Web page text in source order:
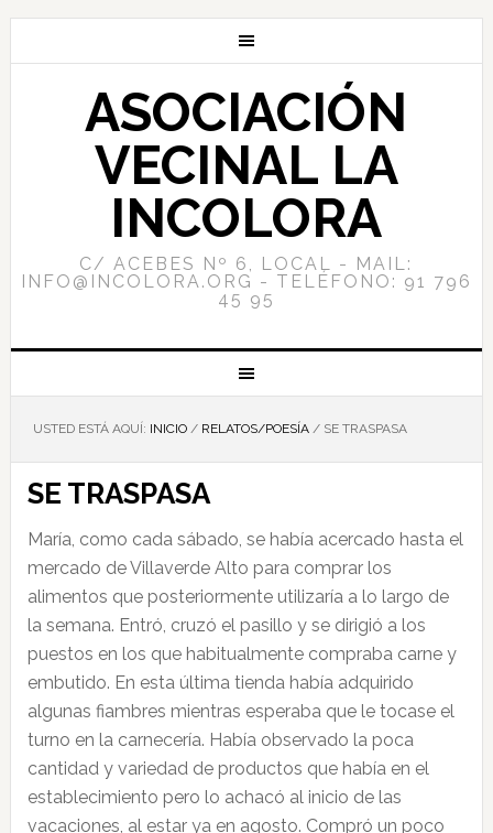
ASOCIACIÓN
VECINAL LA
INCOLORA
C/ ACEBES Nº 6, LOCAL - MAIL:
INFO@INCOLORA.ORG - TELÉFONO: 91 796
45 95
USTED ESTÁ AQUÍ: INICIO / RELATOS/POESÍA /SE TRASPASA
SE TRASPASA
María, como cada sábado, se había acercado hasta el
mercado de Villaverde Alto para comprar los
alimentos que posteriormente utilizaría a lo largo de
la semana. Entró, cruzó el pasillo y se dirigió a los
puestos en los que habitualmente compraba carne y
embutido. En esta última tienda había adquirido
algunas fiambres mientras esperaba que le tocase el
turno en la carnecería. Había observado la poca
cantidad y variedad de productos que había en el
establecimiento pero lo achacó al inicio de las
vacaciones, al estar ya en agosto. Compró un poco